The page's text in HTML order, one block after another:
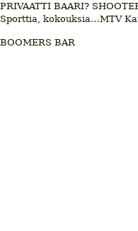
PRIVAATTI BAARI?
Sporttia, kokouksia…MTV
BOOMERS BAR